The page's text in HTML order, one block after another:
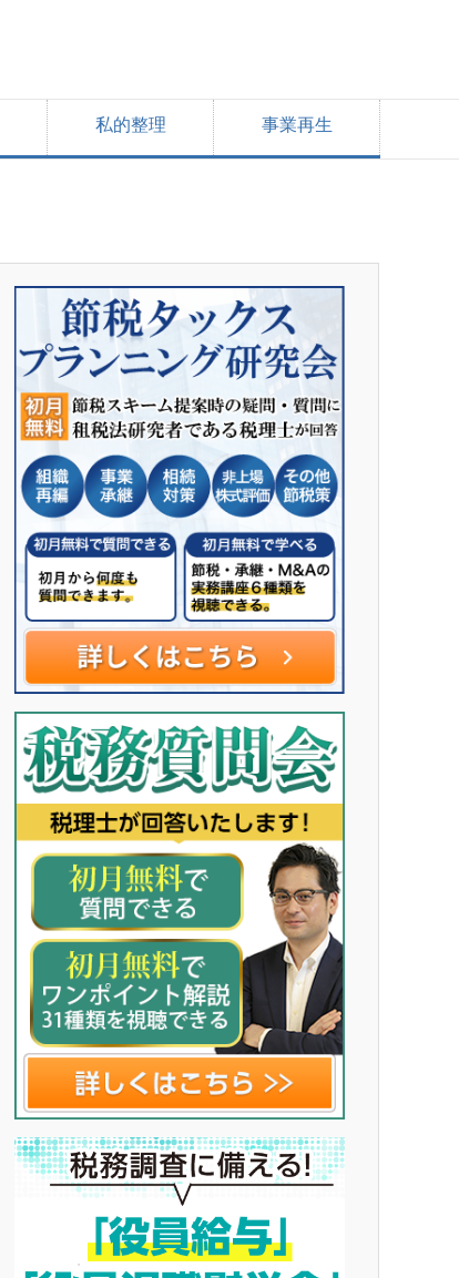
私的整理 事業再生